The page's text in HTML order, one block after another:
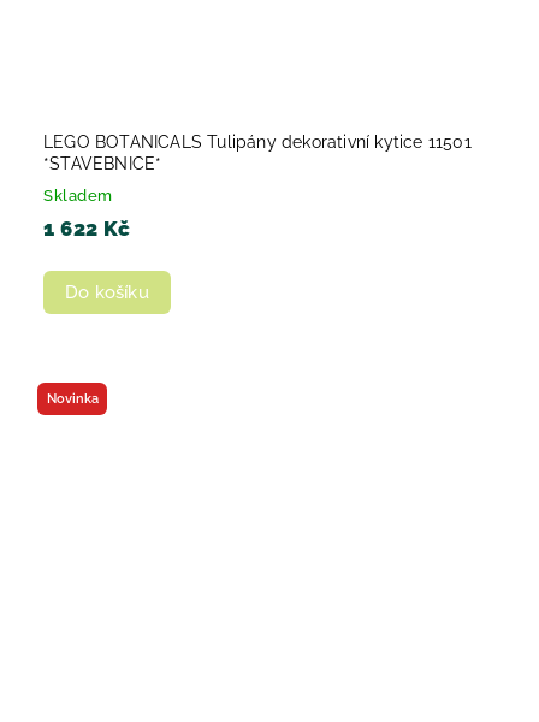
LEGO BOTANICALS Tulipány dekorativní kytice 11501
*STAVEBNICE*
Skladem
1 622 Kč
Do košíku
Novinka